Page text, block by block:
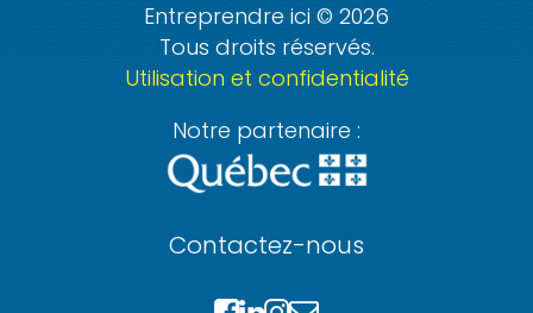
Entreprendre ici © 2026
Tous droits réservés.
Utilisation et confidentialité
Notre partenaire :
Contactez-nous